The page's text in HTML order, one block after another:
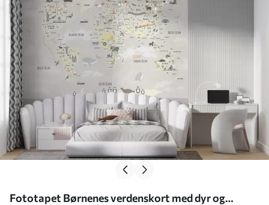
Fototapet Børnenes verdenskort med dyr og